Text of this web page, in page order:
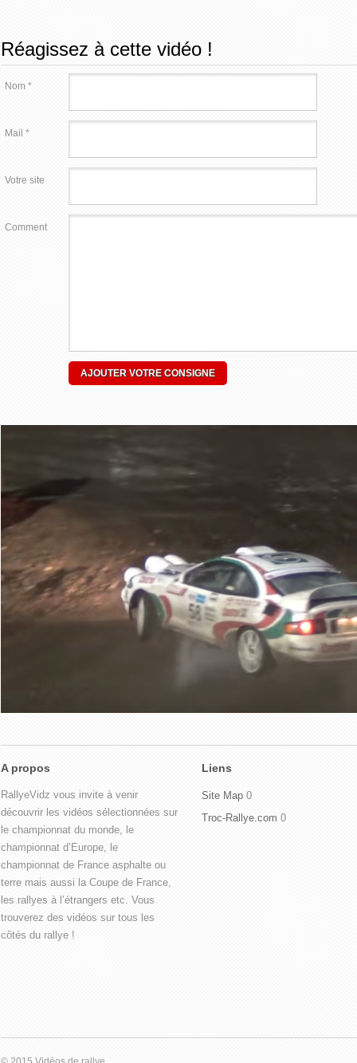
Réagissez à cette vidéo !
Nom *
Mail *
Votre site
Comment
A propos
RallyeVidz vous invite à venir
découvrir les vidéos sélectionnées sur
le championnat du monde, le
championnat d’Europe, le
championnat de France asphalte ou
terre mais aussi la Coupe de France,
les rallyes à l’étrangers etc. Vous
trouverez des vidéos sur tous les
côtés du rallye !
Liens
Site Map 0
Troc-Rallye.com 0